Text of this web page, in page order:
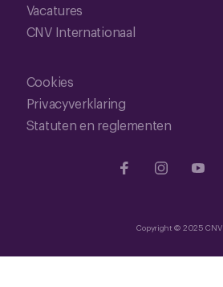
Vacatures
CNV Internationaal
Cookies
Privacyverklaring
Statuten en reglementen
Copyright © 2025 CNV